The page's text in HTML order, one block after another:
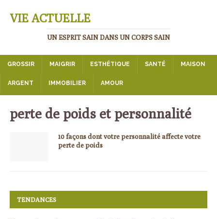
VIE ACTUELLE
UN ESPRIT SAIN DANS UN CORPS SAIN
GROSSIR MAIGRIR ESTHÉTIQUE SANTÉ MAISON
ARGENT IMMOBILIER AMOUR
perte de poids et personnalité
10 façons dont votre personnalité affecte votre
perte de poids
TENDANCES